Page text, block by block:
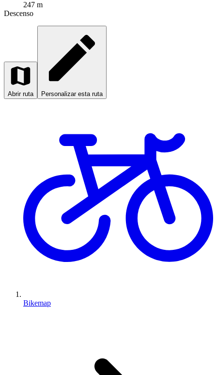
247 m
Descenso
Abrir ruta Personalizar esta ruta
Bikemap